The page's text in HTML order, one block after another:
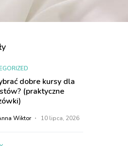
dobre kursy dla
(praktyczne
Wiktor 10 lipca, 2026